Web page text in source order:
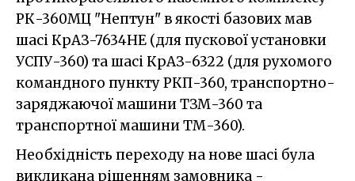
РК-360МЦ "Нептун" в якості базових мав
шасі КрАЗ-7634НЕ (для пускової установки
УСПУ-360) та шасі КрАЗ-6322 (для рухомого
командного пункту РКП-360, транспортно-
заряджаючої машини ТЗМ-360 та
транспортної машини ТМ-360).
Необхідність переходу на нове шасі була
викликана рішенням замовника -